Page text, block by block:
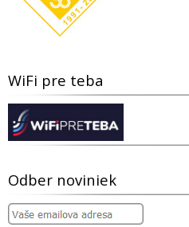
WiFi pre teba
Odber noviniek